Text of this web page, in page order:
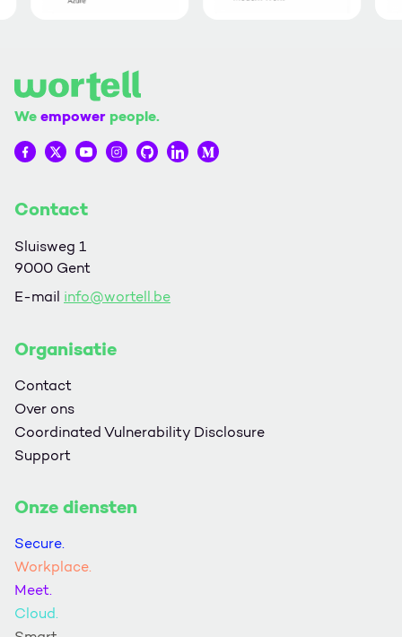
Weempower people.
Wortell op Facebook
Wortell op Twitter
Wortell op YouTube
Wortell op Instagram
Wortell op Github
Wortell op LinkedIn
Wortell op Medium
Contact
Sluisweg 1
9000 Gent
E-mail info@wortell.be
Organisatie
Contact
Over ons
Coordinated Vulnerability Disclosure
Support
Onze diensten
Secure.
Workplace.
Meet.
Cloud.